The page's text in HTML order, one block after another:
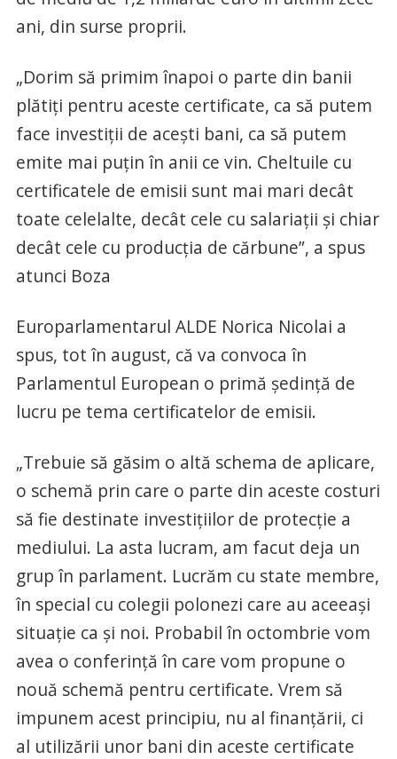
ani, din surse proprii.
„Dorim să primim înapoi o parte din banii
plătiţi pentru aceste certificate, ca să putem
face investiţii de aceşti bani, ca să putem
emite mai puţin în anii ce vin. Cheltuile cu
certificatele de emisii sunt mai mari decât
toate celelalte, decât cele cu salariaţii şi chiar
decât cele cu producţia de cărbune”, a spus
atunci Boza
Europarlamentarul ALDE Norica Nicolai a
spus, tot în august, că va convoca în
Parlamentul European o primă şedinţă de
lucru pe tema certificatelor de emisii.
„Trebuie să găsim o altă schema de aplicare,
o schemă prin care o parte din aceste costuri
să fie destinate investiţiilor de protecţie a
mediului. La asta lucram, am facut deja un
grup în parlament. Lucrăm cu state membre,
în special cu colegii polonezi care au aceeaşi
situaţie ca şi noi. Probabil în octombrie vom
avea o conferinţă în care vom propune o
nouă schemă pentru certificate. Vrem să
impunem acest principiu, nu al finanţării, ci
al utilizării unor bani din aceste certificate